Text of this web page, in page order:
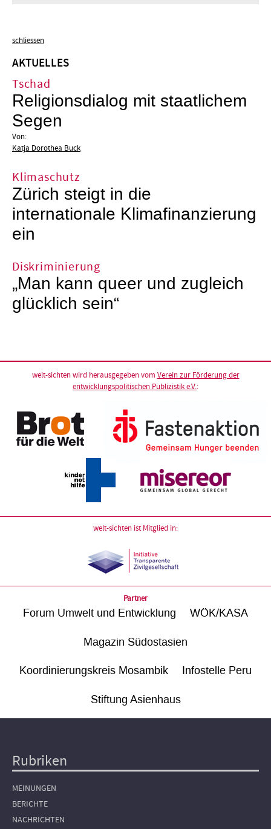
schliessen
AKTUELLES
Tschad
Religionsdialog mit staatlichem
Segen
Von:
Katja Dorothea Buck
Klimaschutz
Zürich steigt in die
internationale Klimafinanzierung
ein
Diskriminierung
„Man kann queer und zugleich
glücklich sein“
welt-sichten wird herausgegeben vom Verein zur Förderung der
entwicklungspolitischen Publizistik e.V.:
welt-sichten ist Mitglied in:
Partner
Forum Umwelt und Entwicklung WÖK/KASA
Magazin Südostasien
Koordinierungskreis Mosambik Infostelle Peru
Stiftung Asienhaus
Hauptnavigation
Rubriken
MEINUNGEN
BERICHTE
NACHRICHTEN